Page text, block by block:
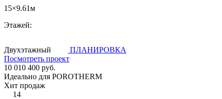
15×9.61м
Этажей:
Двухэтажный
ПЛАНИРОВКА
Посмотреть проект
10 010 400 руб.
Идеально для POROTHERM
Хит продаж
14